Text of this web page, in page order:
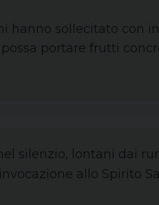
hanno sollecitato con
portare frutti
silenzio, lontani dai
allo Spirito